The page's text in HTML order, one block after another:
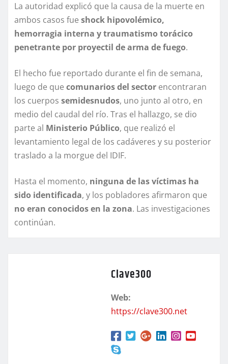
La autoridad explicó que la causa de la muerte en
ambos casos fue shock hipovolémico,
hemorragia interna y traumatismo torácico
penetrante por proyectil de arma de fuego.
El hecho fue reportado durante el fin de semana,
luego de que comunarios del sector encontraran
los cuerpos semidesnudos, uno junto al otro, en
medio del caudal del río. Tras el hallazgo, se dio
parte al Ministerio Público, que realizó el
levantamiento legal de los cadáveres y su posterior
traslado a la morgue del IDIF.
Hasta el momento, ninguna de las víctimas ha
sido identificada, y los pobladores afirmaron que
no eran conocidos en la zona. Las investigaciones
continúan.
Clave300
Web:
https://clave300.net